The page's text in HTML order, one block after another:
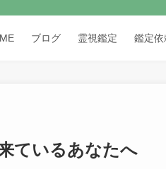
ブログ 霊視鑑定 鑑定
ているあなたへ